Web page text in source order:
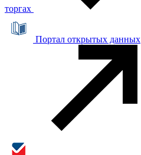
торгах
Портал открытых данных